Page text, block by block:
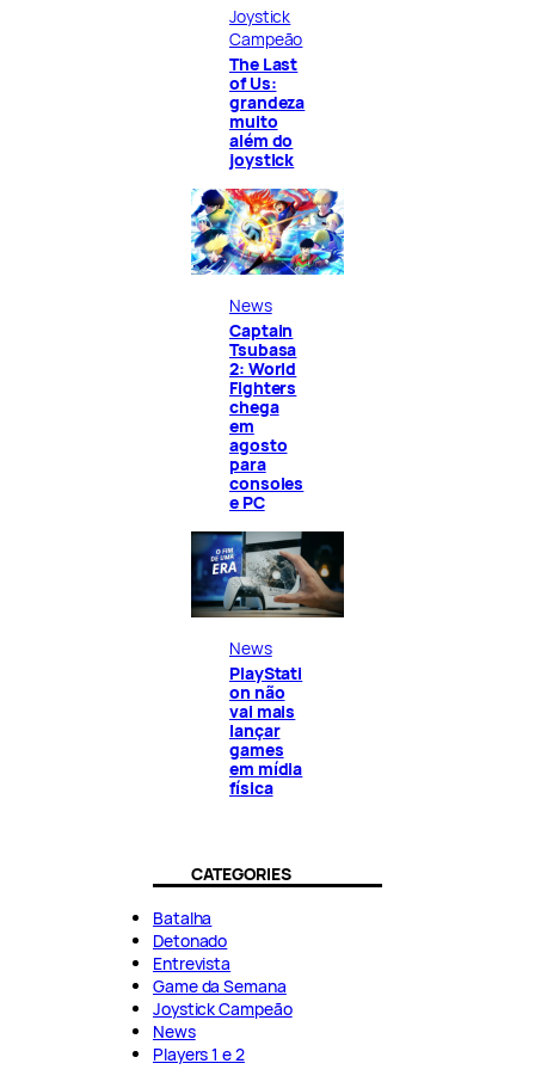
Joystick
Campeão
The Last
of Us:
grandeza
muito
além do
joystick
News
Captain
Tsubasa
2: World
Fighters
chega
em
agosto
para
consoles
e PC
News
PlayStati
on não
vai mais
lançar
games
em mídia
física
CATEGORIES
Batalha
Detonado
Entrevista
Game da Semana
Joystick Campeão
News
Players 1 e 2